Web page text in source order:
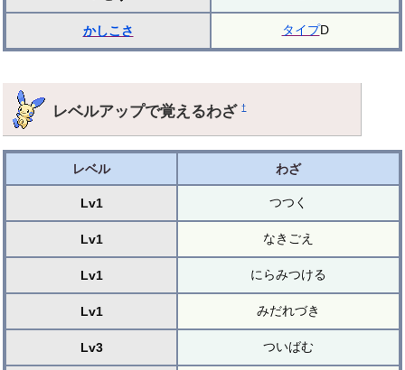
かしこさ タイプD
レベルアップで覚えるわざ†
レベル わざ
Lv1 つつく
Lv1 なきごえ
Lv1 にらみつける
Lv1 みだれづき
Lv3 ついばむ